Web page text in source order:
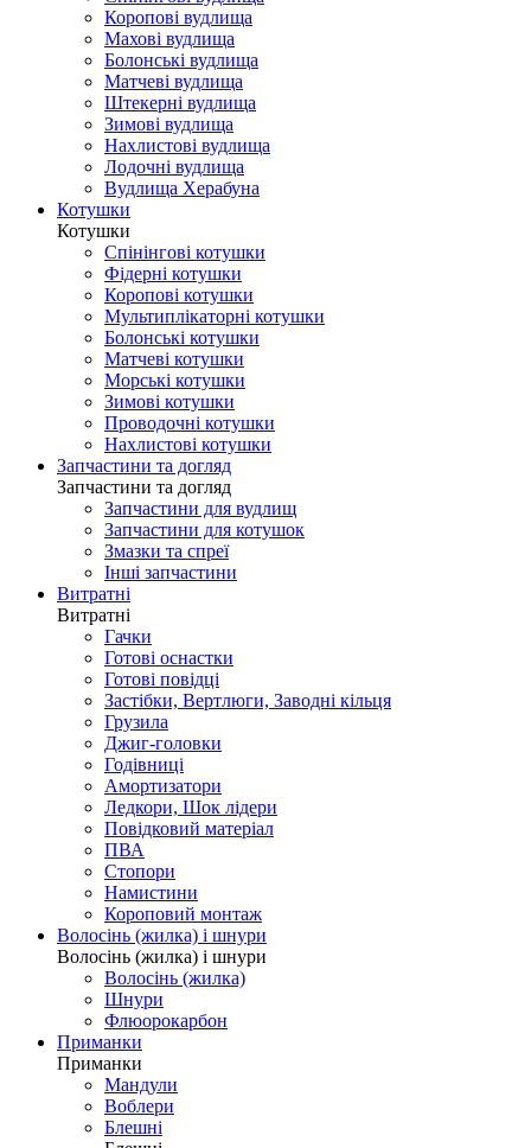
Коропові вудлища
Махові вудлища
Болонські вудлища
Матчеві вудлища
Штекерні вудлища
Зимові вудлища
Нахлистові вудлища
Лодочні вудлища
Вудлища Херабуна
Котушки
Котушки
Спінінгові котушки
Фідерні котушки
Коропові котушки
Мультиплікаторні котушки
Болонські котушки
Матчеві котушки
Морські котушки
Зимові котушки
Проводочні котушки
Нахлистові котушки
Запчастини та догляд
Запчастини та догляд
Запчастини для вудлищ
Запчастини для котушок
Змазки та спреї
Інші запчастини
Витратні
Витратні
Гачки
Готові оснастки
Готові повідці
Застібки, Вертлюги, Заводні кільця
Грузила
Джиг-головки
Годівниці
Амортизатори
Ледкори, Шок лідери
Повідковий матеріал
ПВА
Стопори
Намистини
Короповий монтаж
Волосінь (жилка) і шнури
Волосінь (жилка) і шнури
Волосінь (жилка)
Шнури
Флюорокарбон
Приманки
Приманки
Мандули
Воблери
Блешні